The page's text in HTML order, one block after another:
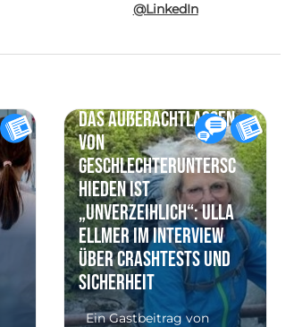
@LinkedIn
Das Außerachtlassen
von
Geschlechteruntersc
hieden ist
„unverzeihlich“: Ulla
Ellmer im Interview
über Crashtests und
Sicherheit
Ein Gastbeitrag von